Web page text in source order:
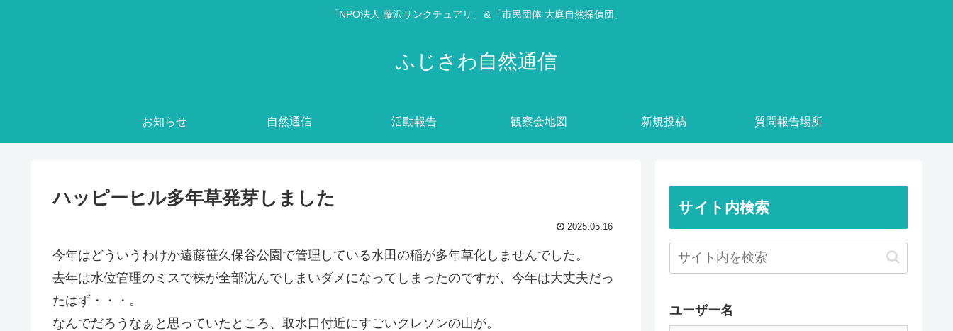
「NPO法人 藤沢サンクチュアリ」＆「市民団体 大庭自然探偵団」
ふじさわ自然通信
お知らせ 自然通信 活動報告 観察会地図 新規投稿 質問報告場所
ハッピーヒル多年草発芽しました
2025.05.16
今年はどういうわけか遠藤笹久保谷公園で管理している水田の稲が多年草化しませんでした。
去年は水位管理のミスで株が全部沈んでしまいダメになってしまったのですが、今年は大丈夫だっ
たはず・・・。
なんでだろうなぁと思っていたところ、取水口付近にすごいクレソンの山が。
サイト内検索
ユーザー名